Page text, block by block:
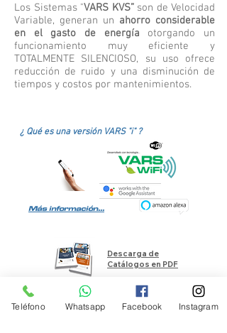
Los Sistemas "VARS KVS”son de Velocidad
Variable, generan un ahorro considerable
en el gasto de energía otorgando un
funcionamiento muy eficiente y
TOTALMENTE SILENCIOSO, su uso ofrece
reducción de ruido y una disminución de
tiempos y costos por mantenimientos.
¿ Qué es una versión VARS "i" ?
Más información...
Descarga de
Catálogos en PDF
Otros productos :
Teléfono Whatsapp Facebook Instagram